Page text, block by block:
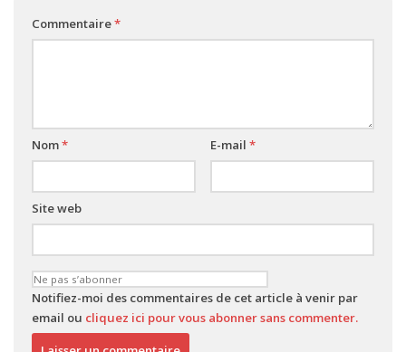
Commentaire*
Nom* E-mail *
Site web
Notifiez-moi des commentaires de cet article à venir par
email ou cliquez ici pour vous abonner sans commenter.